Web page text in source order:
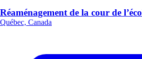
Réaménagement de la cour de
Québec, Canada